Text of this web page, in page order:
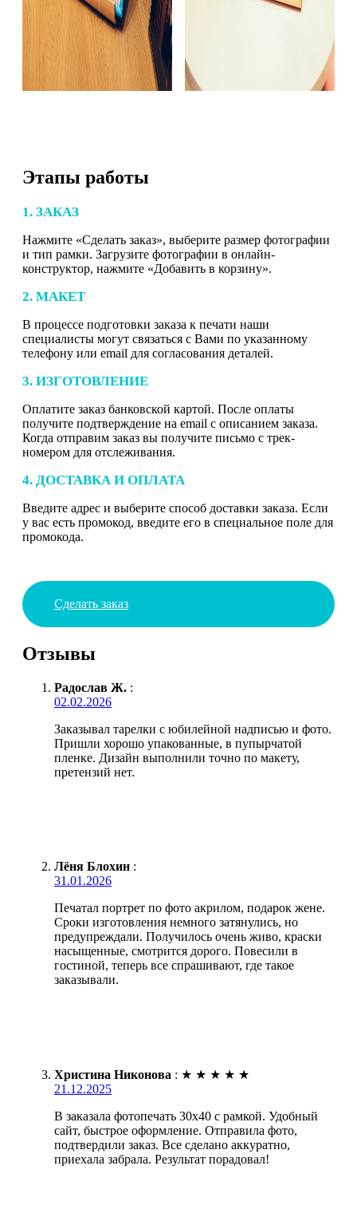
Этапы работы
1. ЗАКАЗ
Нажмите «Сделать заказ», выберите размер фотографии
и тип рамки. Загрузите фотографии в онлайн-
конструктор, нажмите «Добавить в корзину».
2. МАКЕТ
В процессе подготовки заказа к печати наши
специалисты могут связаться с Вами по указанному
телефону или email для согласования деталей.
3. ИЗГОТОВЛЕНИЕ
Оплатите заказ банковской картой. После оплаты
получите подтверждение на email с описанием заказа.
Когда отправим заказ вы получите письмо с трек-
номером для отслеживания.
4. ДОСТАВКА И ОПЛАТА
Введите адрес и выберите способ доставки заказа. Если
у вас есть промокод, введите его в специальное поле для
промокода.
Сделать заказ
Отзывы
Радослав Ж. :
02.02.2026
Заказывал тарелки с юбилейной надписью и фото.
Пришли хорошо упакованные, в пупырчатой
пленке. Дизайн выполнили точно по макету,
претензий нет.
Лёня Блохин :
31.01.2026
Печатал портрет по фото акрилом, подарок жене.
Сроки изготовления немного затянулись, но
предупреждали. Получилось очень живо, краски
насыщенные, смотрится дорого. Повесили в
гостиной, теперь все спрашивают, где такое
заказывали.
Христина Никонова : ★ ★ ★ ★ ★
21.12.2025
В заказала фотопечать 30х40 с рамкой. Удобный
сайт, быстрое оформление. Отправила фото,
подтвердили заказ. Все сделано аккуратно,
приехала забрала. Результат порадовал!